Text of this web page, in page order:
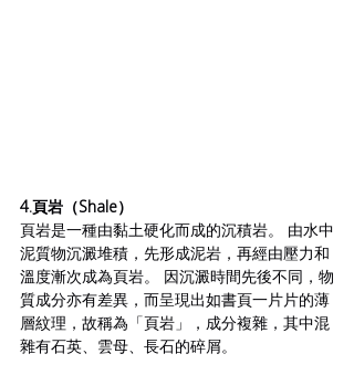
4.頁岩（Shale）
頁岩是一種由黏土硬化而成的沉積岩。 由水中
泥質物沉澱堆積，先形成泥岩，再經由壓力和
溫度漸次成為頁岩。 因沉澱時間先後不同，物
質成分亦有差異，而呈現出如書頁一片片的薄
層紋理，故稱為「頁岩 」
，成分複雜，其中混
雜有石英、雲母、長石的碎屑。